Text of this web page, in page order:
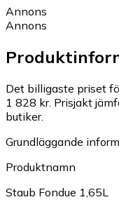
Annons
Annons
Det billigaste priset
1 828 kr. Prisjakt
butiker.
Grundläggande
Produktnamn
Staub Fondue 1,65L